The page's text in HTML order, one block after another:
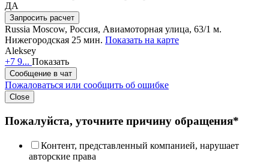
ДА
Запросить расчет
Russia Moscow, Россия, Авиамоторная улица, 63/1 м.
Нижегородская 25 мин. Показать на карте
Aleksey
+7 9... Показать
Сообщение в чат
Пожаловаться или сообщить об ошибке
Close
Пожалуйста, уточните причину обращения*
Контент, представленный компанией, нарушает
авторские права